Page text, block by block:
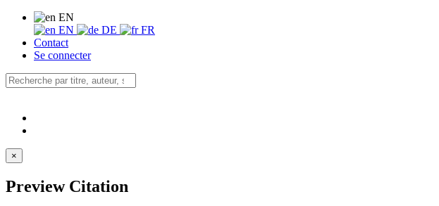
EN
EN
DE
FR
Contact
Se connecter
×
Preview Citation